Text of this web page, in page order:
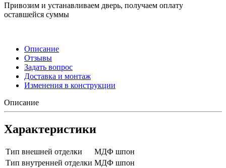
Привозим и устанавливаем дверь, получаем оплату
оставшейся суммы
Описание
Отзывы
Задать вопрос
Доставка и монтаж
Изменения в конструкции
Описание
Характеристики
Тип внешней отделки
МДФ шпон
Тип внутренней отделки МДФ шпон